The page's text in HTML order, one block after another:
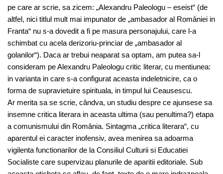
pe care ar scrie, sa zicem: „Alexandru Paleologu – eseist“ (de
altfel, nici titlul mult mai impunator de „ambasador al României in
Franta“ nu s-a dovedit a fi pe masura personajului, care l-a
schimbat cu acela derizoriu-princiar de „ambasador al
golanilor“). Daca ar trebui neaparat sa optam, am putea sa-l
consideram pe Alexandru Paleologu critic literar, cu mentiunea:
in varianta in care s-a configurat aceasta indeletnicire, ca o
forma de supravietuire spirituala, in timpul lui Ceausescu.
Ar merita sa se scrie, cândva, un studiu despre ce ajunsese sa
insemne critica literara in aceasta ultima (sau penultima?) etapa
a comunismului din România. Sintagma „critica literara“, cu
aparentul ei caracter inofensiv, avea menirea sa adoarma
vigilenta functionarilor de la Consiliul Culturii si Educatiei
Socialiste care supervizau planurile de aparitii editoriale. Sub